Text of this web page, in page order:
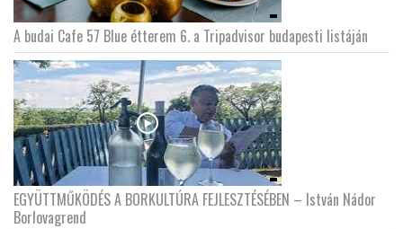
A budai Cafe 57 Blue étterem 6. a Tripadvisor budapesti listáján
EGYÜTTMŰKÖDÉS A BORKULTÚRA FEJLESZTÉSÉBEN – István Nádor
Borlovagrend